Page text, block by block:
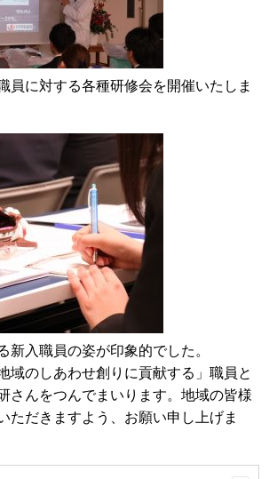
員に対する各種研修会を開催いたしま
新入職員の姿が印象的でした。
域のしあわせ創りに貢献する」職員と
さんをつんでまいります。地域の皆様
ただきますよう、お願い申し上げま